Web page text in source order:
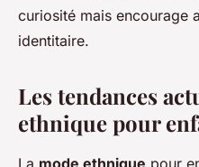
curiosité mais encourage
identitaire.
Les tendances
ethnique pour